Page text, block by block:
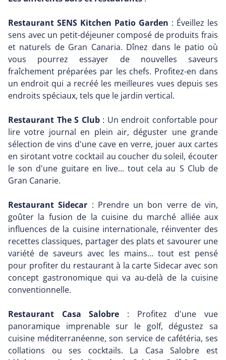
Restaurant SENS Kitchen Patio Garden : Éveillez les
sens avec un petit-déjeuner composé de produits frais
et naturels de Gran Canaria. Dînez dans le patio où
vous pourrez essayer de nouvelles saveurs
fraîchement préparées par les chefs. Profitez-en dans
un endroit qui a recréé les meilleures vues depuis ses
endroits spéciaux, tels que le jardin vertical.
Restaurant The S Club: Un endroit confortable pour
lire votre journal en plein air, déguster une grande
sélection de vins d'une cave en verre, jouer aux cartes
en sirotant votre cocktail au coucher du soleil, écouter
le son d'une guitare en live... tout cela au S Club de
Gran Canarie.
Restaurant Sidecar : Prendre un bon verre de vin,
goûter la fusion de la cuisine du marché alliée aux
influences de la cuisine internationale, réinventer des
recettes classiques, partager des plats et savourer une
variété de saveurs avec les mains... tout est pensé
pour profiter du restaurant à la carte Sidecar avec son
concept gastronomique qui va au-delà de la cuisine
conventionnelle.
Restaurant Casa Salobre : Profitez d'une vue
panoramique imprenable sur le golf, dégustez sa
cuisine méditerranéenne, son service de cafétéria, ses
collations ou ses cocktails. La Casa Salobre est